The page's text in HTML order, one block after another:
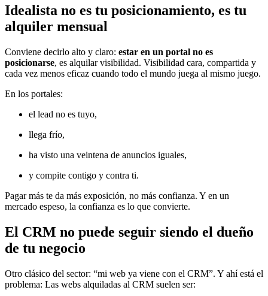
Idealista no es tu posicionamiento, es tu
alquiler mensual
Conviene decirlo alto y claro: estar en un portal no es
posicionarse, es alquilar visibilidad. Visibilidad cara, compartida y
cada vez menos eficaz cuando todo el mundo juega al mismo juego.
En los portales:
el lead no es tuyo,
llega frío,
ha visto una veintena de anuncios iguales,
y compite contigo y contra ti.
Pagar más te da más exposición, no más confianza. Y en un
mercado espeso, la confianza es lo que convierte.
El CRM no puede seguir siendo el dueño
de tu negocio
Otro clásico del sector: “mi web ya viene con el CRM”. Y ahí está el
problema: Las webs alquiladas al CRM suelen ser: